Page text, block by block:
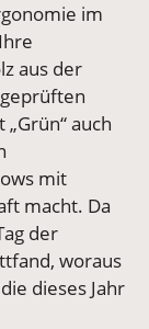
im
aus der
auch
mit
macht. Da
der
woraus
dieses Jahr